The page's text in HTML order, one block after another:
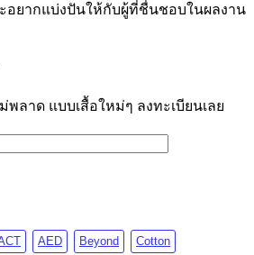
อยากแบ่งปันให้กับผู้ที่ชื่นชอบในผลงาน
พลาด แบบเสื้อใหม่ๆ ลงทะเบียนเลย
AED Beyond Cotton